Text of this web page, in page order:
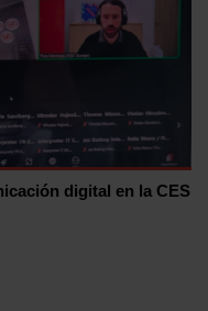
digital en la CES